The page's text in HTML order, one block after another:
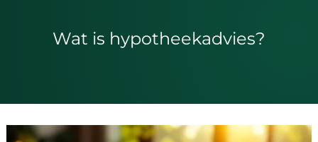
Wat is hypotheekadvies?